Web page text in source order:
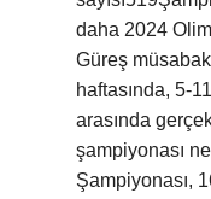
daha 2024
Güreş
haftasında, 5-
arasında
şampiyonası
Şampiyonası,